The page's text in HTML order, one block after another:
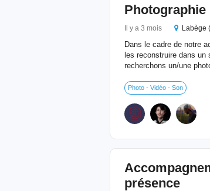
Il y a 3 mois Labège
Dans le cadre de notre
les reconstruire dans
recherchons un/une
Photo - Vidéo - Son
présence